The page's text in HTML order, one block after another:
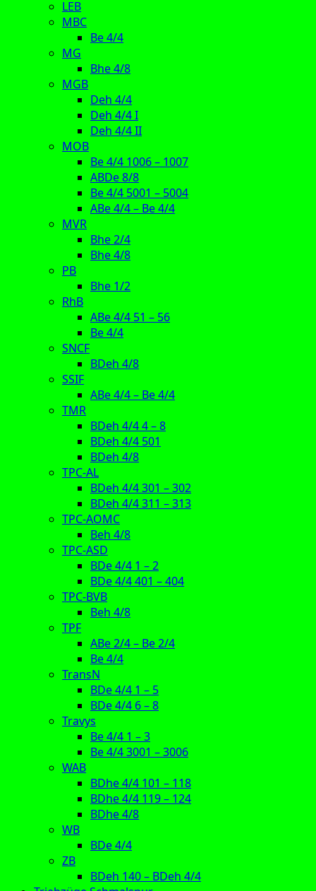
LEB
MBC
Be 4/4
MG
Bhe 4/8
MGB
Deh 4/4
Deh 4/4 I
Deh 4/4 II
MOB
Be 4/4 1006 – 1007
ABDe 8/8
Be 4/4 5001 – 5004
ABe 4/4 – Be 4/4
MVR
Bhe 2/4
Bhe 4/8
PB
Bhe 1/2
RhB
ABe 4/4 51 – 56
Be 4/4
SNCF
BDeh 4/8
SSIF
ABe 4/4 – Be 4/4
TMR
BDeh 4/4 4 – 8
BDeh 4/4 501
BDeh 4/8
TPC-AL
BDeh 4/4 301 – 302
BDeh 4/4 311 – 313
TPC-AOMC
Beh 4/8
TPC-ASD
BDe 4/4 1 – 2
BDe 4/4 401 – 404
TPC-BVB
Beh 4/8
TPF
ABe 2/4 – Be 2/4
Be 4/4
TransN
BDe 4/4 1 – 5
BDe 4/4 6 – 8
Travys
Be 4/4 1 – 3
Be 4/4 3001 – 3006
WAB
BDhe 4/4 101 – 118
BDhe 4/4 119 – 124
BDhe 4/8
WB
BDe 4/4
ZB
BDeh 140 – BDeh 4/4